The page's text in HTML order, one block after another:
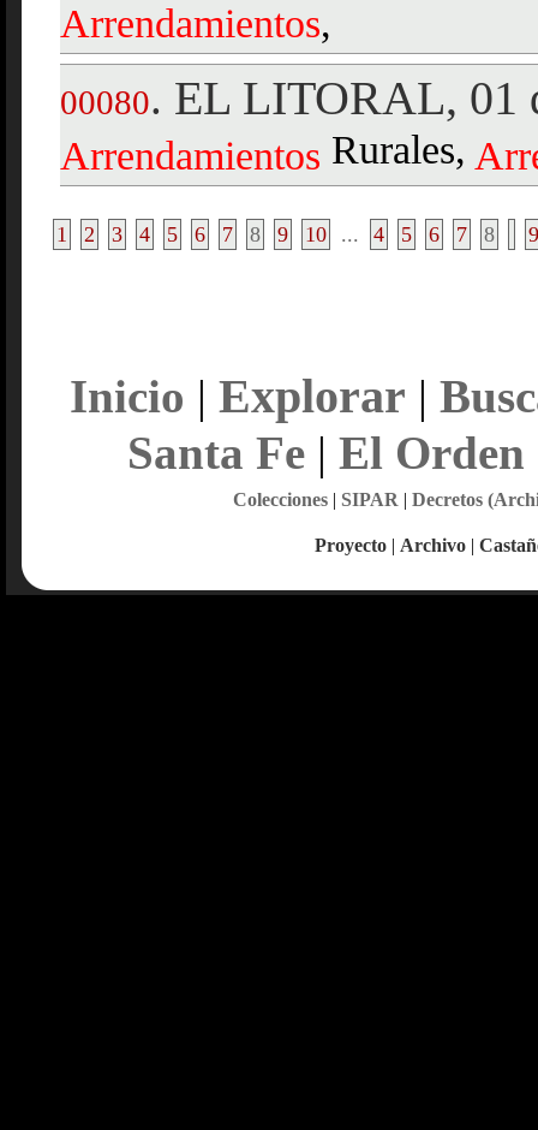
Arrendamientos,
00080. EL LITORAL, 01
Arrendamientos Rurales,
1 2 3 4 5 6 7 8 9 10 ... 4 5 6 7 8 9
Inicio | Explorar |
Santa Fe| El Orden
Colecciones| SIPAR | Decretos
Proyecto | Archivo |